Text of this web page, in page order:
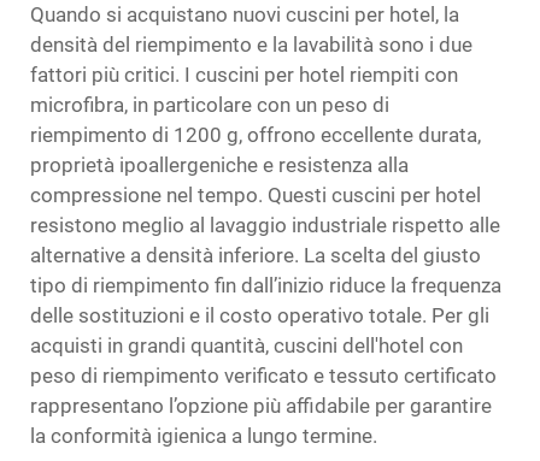
Quando si acquistano nuovi cuscini per hotel, la
densità del riempimento e la lavabilità sono i due
fattori più critici. I cuscini per hotel riempiti con
microfibra, in particolare con un peso di
riempimento di 1200 g, offrono eccellente durata,
proprietà ipoallergeniche e resistenza alla
compressione nel tempo. Questi cuscini per hotel
resistono meglio al lavaggio industriale rispetto alle
alternative a densità inferiore. La scelta del giusto
tipo di riempimento fin dall’inizio riduce la frequenza
delle sostituzioni e il costo operativo totale. Per gli
acquisti in grandi quantità, cuscini dell'hotel con
peso di riempimento verificato e tessuto certificato
rappresentano l’opzione più affidabile per garantire
la conformità igienica a lungo termine.